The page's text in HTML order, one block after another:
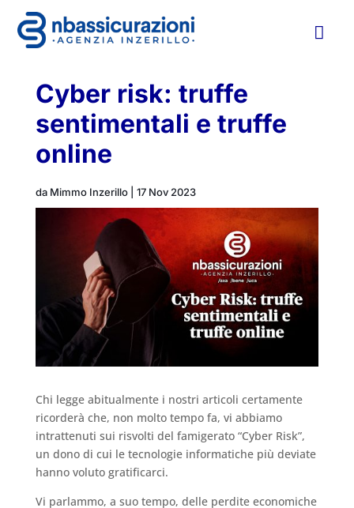

Cyber risk: truffe
sentimentali e truffe
online
da Mimmo Inzerillo| 17 Nov 2023
Chi legge abitualmente i nostri articoli certamente
ricorderà che, non molto tempo fa, vi abbiamo
intrattenuti sui risvolti del famigerato “Cyber Risk”,
un dono di cui le tecnologie informatiche più deviate
hanno voluto gratificarci.
Vi parlammo, a suo tempo, delle perdite economiche